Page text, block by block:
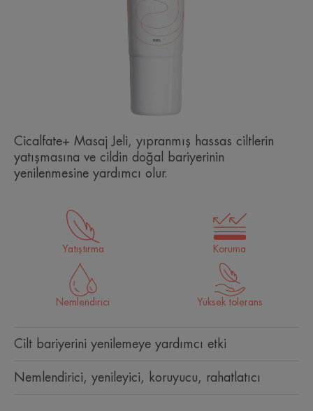
Cicalfate+ Masaj Jeli, yıpranmış hassas ciltlerin
yatışmasına ve cildin doğal bariyerinin
yenilenmesine yardımcı olur.
Yatıştırma Koruma
Nemlendirici Yüksek tolerans
Cilt bariyerini yenilemeye yardımcı etki
Nemlendirici, yenileyici, koruyucu, rahatlatıcı